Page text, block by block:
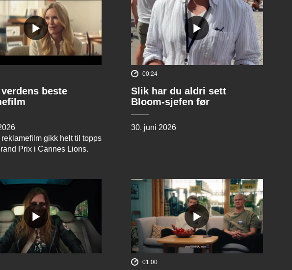
beste
gikk helt til topps
Prix i Cannes Lions.
00:24
Slik har du aldri sett
Bloom-sjefen før
30. juni 2026
01:00